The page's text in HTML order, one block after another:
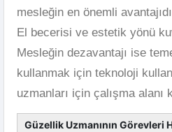
mesleğin en önemli
El becerisi ve estetik yönü
Mesleğin dezavantajı ise
kullanmak için teknoloji
uzmanları için çalışma alanı
Güzellik Uzmanının Görevleri